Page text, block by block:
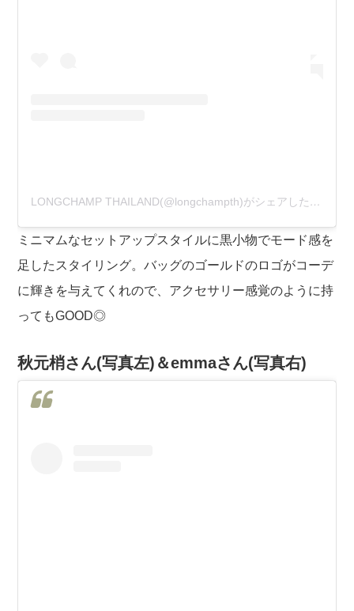
LONGCHAMP THAILAND(@longchampth)がシェアした投稿
ミニマムなセットアップスタイルに黒小物でモード感を
足したスタイリング。バッグのゴールドのロゴがコーデ
に輝きを与えてくれので、アクセサリー感覚のように持
ってもGOOD◎
秋元梢さん(写真左)＆emmaさん(写真右)